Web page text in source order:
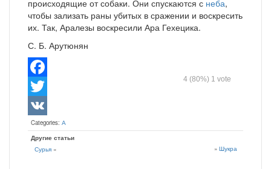
происходящие от собаки. Они спускаются с неба,
чтобы зализать раны убитых в сражении и воскресить
их. Так, Аралезы воскресили Ара Гехецика.
С. Б. Арутюнян
4(80%) 1 vote
Facebook
Twitter
VK
Categories: А
Другие статьи
Сурья« » Шукра